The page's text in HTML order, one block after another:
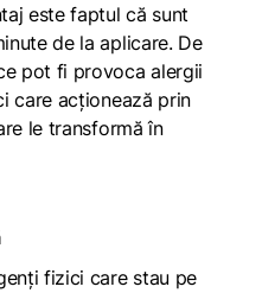
este faptul că sunt
de la aplicare. De
pot fi provoca alergii
care acționează prin
le transformă în
fizici care stau pe